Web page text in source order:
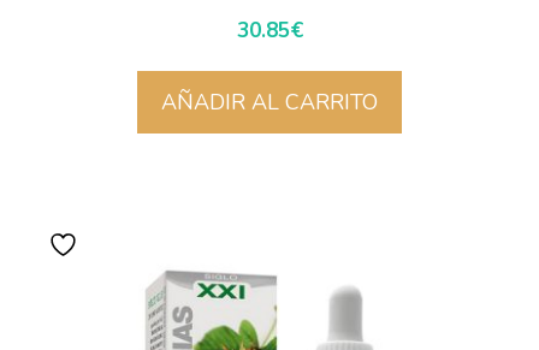
30.85€
AÑADIR AL CARRITO